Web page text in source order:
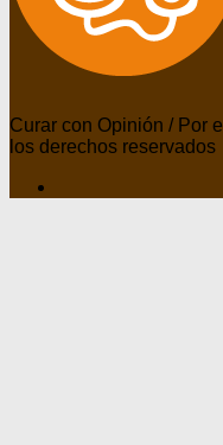
Curar con Opinión / Por
los derechos reservados